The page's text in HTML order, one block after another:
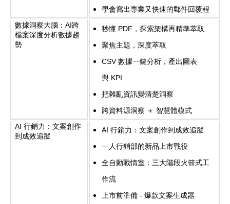
學會寫出專業又快速的郵件回覆程
數據洞察大腦：AI跨
檔案深度分析數據趨
勢
秒懂 PDF ，探索架構再精準萃取
聚焦主題，深度萃取
CSV數據一鍵分析，產出圖表
與 KPI
把雜亂資訊變清楚洞察
跨資料源洞察 ＋ 智慧體模式
AI行銷力：文案創作
到成效追蹤
AI行銷力：文案創作到成效追蹤
一人行銷部的新品上市戰役
全自動戰情室：三大階段火箭式工
作流
上市前準備 -爆款文案生成器